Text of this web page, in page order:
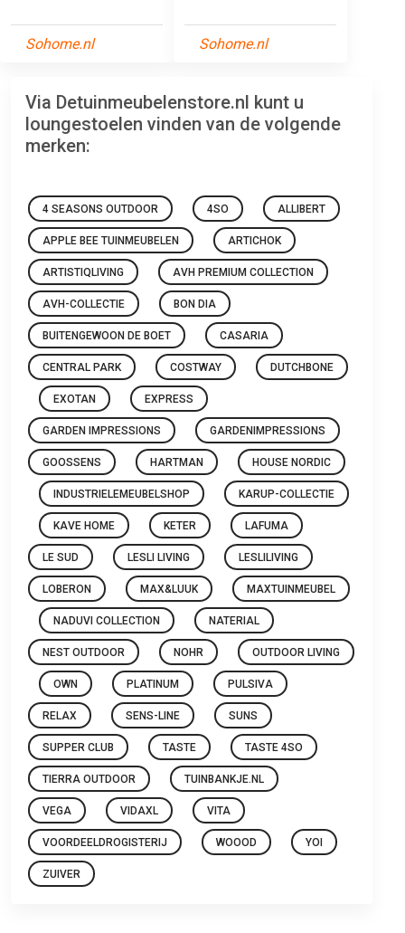
Sohome.nl Sohome.nl
Via Detuinmeubelenstore.nl kunt u
loungestoelen vinden van de volgende
merken:
4 SEASONS OUTDOOR 4SO ALLIBERT
APPLE BEE TUINMEUBELEN ARTICHOK
ARTISTIQLIVING AVH PREMIUM COLLECTION
AVH-COLLECTIE BON DIA
BUITENGEWOON DE BOET CASARIA
CENTRAL PARK COSTWAY DUTCHBONE
EXOTAN EXPRESS
GARDEN IMPRESSIONS GARDENIMPRESSIONS
GOOSSENS HARTMAN HOUSE NORDIC
INDUSTRIELEMEUBELSHOP KARUP-COLLECTIE
KAVE HOME KETER LAFUMA
LE SUD LESLI LIVING LESLILIVING
LOBERON MAX&LUUK MAXTUINMEUBEL
NADUVI COLLECTION NATERIAL
NEST OUTDOOR NOHR OUTDOOR LIVING
OWN PLATINUM PULSIVA
RELAX SENS-LINE SUNS
SUPPER CLUB TASTE TASTE 4SO
TIERRA OUTDOOR TUINBANKJE.NL
VEGA VIDAXL VITA
VOORDEELDROGISTERIJ WOOOD YOI
ZUIVER